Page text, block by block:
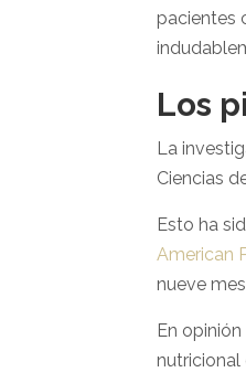
pacientes
Los
La
Ciencias
Esto ha
American
nueve
En
nutricional